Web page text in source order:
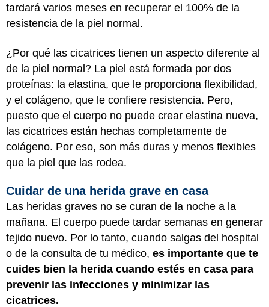
tardará varios meses en recuperar el 100% de la
resistencia de la piel normal.
¿Por qué las cicatrices tienen un aspecto diferente al
de la piel normal? La piel está formada por dos
proteínas: la elastina, que le proporciona flexibilidad,
y el colágeno, que le confiere resistencia. Pero,
puesto que el cuerpo no puede crear elastina nueva,
las cicatrices están hechas completamente de
colágeno. Por eso, son más duras y menos flexibles
que la piel que las rodea.
Cuidar de una herida grave en casa
Las heridas graves no se curan de la noche a la
mañana. El cuerpo puede tardar semanas en generar
tejido nuevo. Por lo tanto, cuando salgas del hospital
o de la consulta de tu médico, es importante que te
cuides bien la herida cuando estés en casa para
prevenir las infecciones y minimizar las
cicatrices.